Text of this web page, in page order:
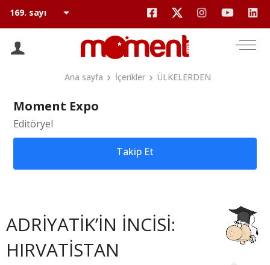
Ana sayfa İçerikler ÜLKELERDEN
Moment Expo
Editöryel
Takip Et
ADRİYATİK’İN İNCİSİ:
HIRVATİSTAN